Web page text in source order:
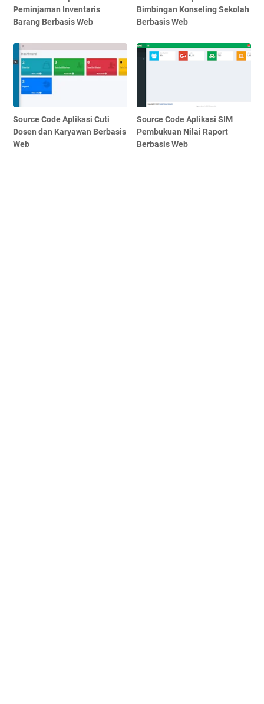
Peminjaman Inventaris
Barang Berbasis Web
Bimbingan Konseling Sekolah
Berbasis Web
Source Code Aplikasi Cuti
Dosen dan Karyawan Berbasis
Web
Source Code Aplikasi SIM
Pembukuan Nilai Raport
Berbasis Web